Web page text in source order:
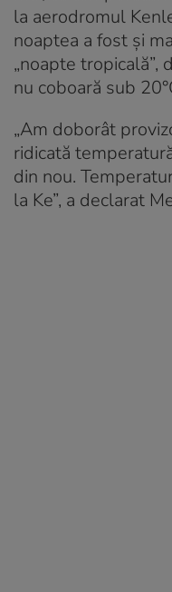
la aerodromul
noaptea a fost și
„noapte tropicală”,
nu coboară sub
„Am doborât
ridicată
din nou.
la Ke”, a declarat